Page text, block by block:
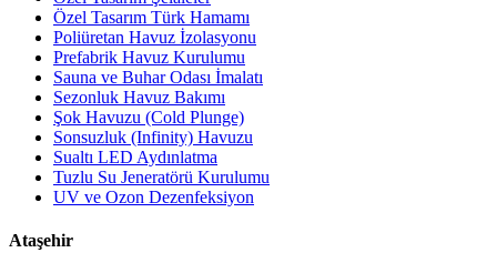
Özel Tasarım Türk Hamamı
Poliüretan Havuz İzolasyonu
Prefabrik Havuz Kurulumu
Sauna ve Buhar Odası İmalatı
Sezonluk Havuz Bakımı
Şok Havuzu (Cold Plunge)
Sonsuzluk (Infinity) Havuzu
Sualtı LED Aydınlatma
Tuzlu Su Jeneratörü Kurulumu
UV ve Ozon Dezenfeksiyon
Ataşehir